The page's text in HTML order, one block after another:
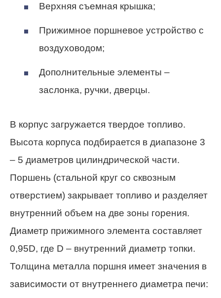
Верхняя съемная крышка;
Прижимное поршневое устройство с
воздуховодом;
Дополнительные элементы –
заслонка, ручки, дверцы.
В корпус загружается твердое топливо.
Высота корпуса подбирается в диапазоне 3
– 5 диаметров цилиндрической части.
Поршень (стальной круг со сквозным
отверстием) закрывает топливо и разделяет
внутренний объем на две зоны горения.
Диаметр прижимного элемента составляет
0,95D, где D – внутренний диаметр топки.
Толщина металла поршня имеет значения в
зависимости от внутреннего диаметра печи: